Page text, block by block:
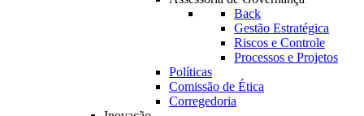
Back
Gestão Estratégica
Riscos e Controle
Processos e Projetos
Políticas
Comissão de Ética
Corregedoria